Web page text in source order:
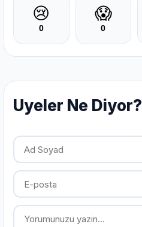
😢
0
😱
0
Uyeler Ne Diyor?